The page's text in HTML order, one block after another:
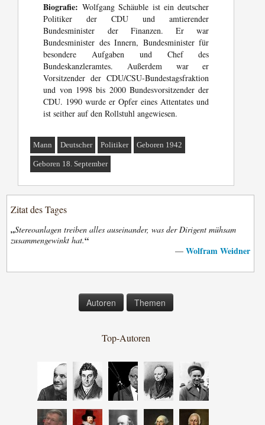
Biografie: Wolfgang Schäuble ist ein deutscher
Politiker der CDU und amtierender
Bundesminister der Finanzen. Er war
Bundesminister des Innern, Bundesminister für
besondere Aufgaben und Chef des
Bundeskanzleramtes. Außerdem war er
Vorsitzender der CDU/CSU-Bundestagsfraktion
und von 1998 bis 2000 Bundesvorsitzender der
CDU. 1990 wurde er Opfer eines Attentates und
ist seither auf den Rollstuhl angewiesen.
Mann Deutscher Politiker Geboren 1942
Geboren 18. September
Zitat des Tages
„Stereoanlagen treiben alles auseinander, was der Dirigent mühsam
zusammengewinkt hat.“
— Wolfram Weidner
Autoren Themen
Top-Autoren